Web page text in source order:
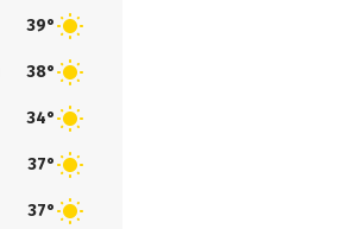
39°
38°
34°
37°
37°